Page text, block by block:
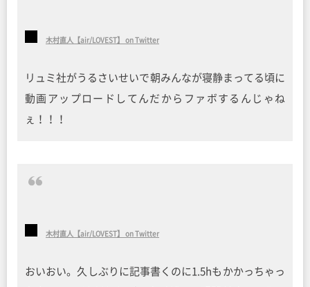
木村直人【air/LOVEST】 on Twitter
リュミ社がうるさいせいで朝みんなが寝静まってる頃に
動画アップロードしてんだからファボするんじゃね
ぇ！！！
木村直人【air/LOVEST】 on Twitter
おいおい。久しぶりに記事書くのに1.5hもかかっちゃっ